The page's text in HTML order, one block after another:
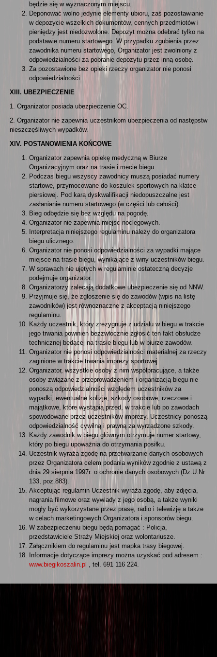
będzie się w wyznaczonym miejscu.
Deponować wolno jedynie elementy ubioru, zaś pozostawianie
w depozycie wszelkich dokumentów, cennych przedmiotów i
pieniędzy jest niedozwolone. Depozyt można odebrać tylko na
podstawie numeru startowego. W przypadku zgubienia przez
zawodnika numeru startowego, Organizator jest zwolniony z
odpowiedzialności za pobranie depozytu przez inną osobę.
Za pozostawione bez opieki rzeczy organizator nie ponosi
odpowiedzialności.
XIII. UBEZPIECZENIE
1. Organizator posiada ubezpieczenie OC.
2. Organizator nie zapewnia uczestnikom ubezpieczenia od następstw
nieszczęśliwych wypadków.
XIV. POSTANOWIENIA KOŃCOWE
Organizator zapewnia opiekę medyczną w Biurze
Organizacyjnym oraz na trasie i mecie biegu.
Podczas biegu wszyscy zawodnicy muszą posiadać numery
startowe, przymocowane do koszulek sportowych na klatce
piersiowej. Pod karą dyskwalifikacji niedopuszczalne jest
zasłanianie numeru startowego (w części lub całości).
Bieg odbędzie się bez względu na pogodę.
Organizator nie zapewnia miejsc noclegowych.
Interpretacja niniejszego regulaminu należy do organizatora
biegu ulicznego.
Organizator nie ponosi odpowiedzialności za wypadki mające
miejsce na trasie biegu, wynikające z winy uczestników biegu.
W sprawach nie ujętych w regulaminie ostateczną decyzje
podejmuje organizator.
Organizatorzy zalecają dodatkowe ubezpieczenie się od NNW.
Przyjmuje się, że zgłoszenie się do zawodów (wpis na listę
zawodników) jest równoznaczne z akceptacją niniejszego
regulaminu.
Każdy uczestnik, który zrezygnuje z udziału w biegu w trakcie
jego trwania powinien bezzwłocznie zgłosić ten fakt obsłudze
technicznej będącej na trasie biegu lub w biurze zawodów.
Organizator nie ponosi odpowiedzialności materialnej za rzeczy
zaginione w trakcie trwania imprezy sportowej.
Organizator, wszystkie osoby z nim współpracujące, a także
osoby związane z przeprowadzeniem i organizacją biegu nie
ponoszą odpowiedzialności względem uczestników za
wypadki, ewentualne kolizje, szkody osobowe, rzeczowe i
majątkowe, które wystąpią przed, w trakcie lub po zawodach
spowodowane przez uczestników imprezy. Uczestnicy ponoszą
odpowiedzialność cywilną i prawną za wyrządzone szkody.
Każdy zawodnik w biegu głównym otrzymuje numer startowy,
który po biegu upoważnia do otrzymania posiłku.
Uczestnik wyraża zgodę na przetwarzanie danych osobowych
przez Organizatora celem podania wyników zgodnie z ustawą z
dnia 29 sierpnia 1997r. o ochronie danych osobowych (Dz.U.Nr
133, poz.883).
Akceptując regulamin Uczestnik wyraża zgodę, aby zdjęcia,
nagrania filmowe oraz wywiady z jego osobą, a także wyniki
mogły być wykorzystane przez prasę, radio i telewizję a także
w celach marketingowych Organizatora i sponsorów biegu.
W zabezpieczeniu biegu będą pomagać : Policja,
przedstawiciele Straży Miejskiej oraz wolontariusze.
Załącznikiem do regulaminu jest mapka trasy biegowej.
Informacje dotyczące imprezy można uzyskać pod adresem :
www.biegikoszalin.pl , tel. 691 116 224.